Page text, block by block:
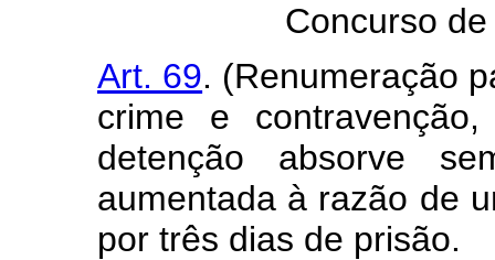
Concurso
Art. 69. (Renumeração
crime e
detenção absorve
aumentada à razão de
por três dias de prisão.